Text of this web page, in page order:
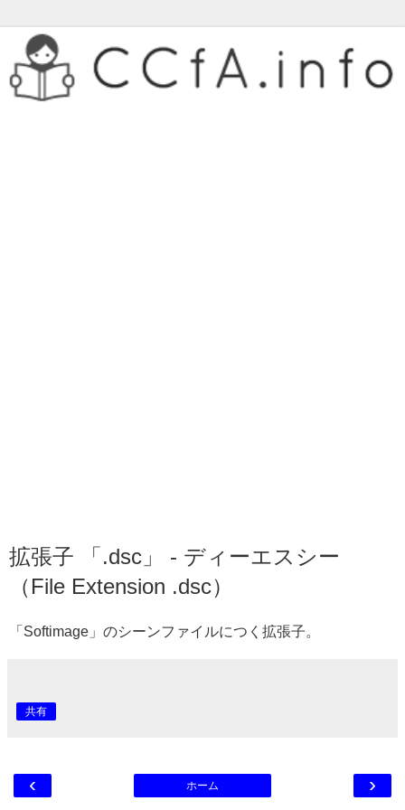
拡張子 「.dsc」 - ディーエスシー
（File Extension .dsc）
「Softimage」のシーンファイルにつく拡張子。
共有
‹ ›
ホーム